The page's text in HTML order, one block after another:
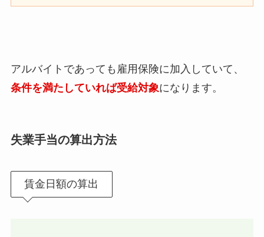
アルバイトであっても雇用保険に加入していて、
条件を満たしていれば受給対象になります。
失業手当の算出方法
賃金日額の算出